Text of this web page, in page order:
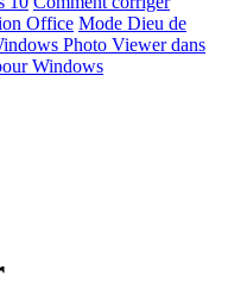
Office Mode Dieu de
Photo Viewer dans
Windows